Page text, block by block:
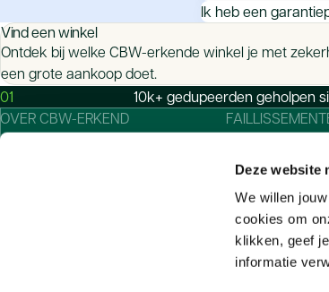
Deze website
We willen
cookies om
klikken, geef
informatie
De overnemende
automatisch over
In het eerste geval
kunt aanspreken.
aanspreken op de
Wonen zijn dan
omstandigheden
Ik heb een
Als het bedrijf niet
kun je je
Vind een winkel
Ontdek bij welke CBW-erkende winkel je met
een grote aankoop doet.
01
10k+ gedupeerden geholpen
25+ jaar actief sinds 2001
9.8 op basis van beoordeling
OVER CBW-ERKEND
Onze garanties
doen?
Stappenplan:
Actuele